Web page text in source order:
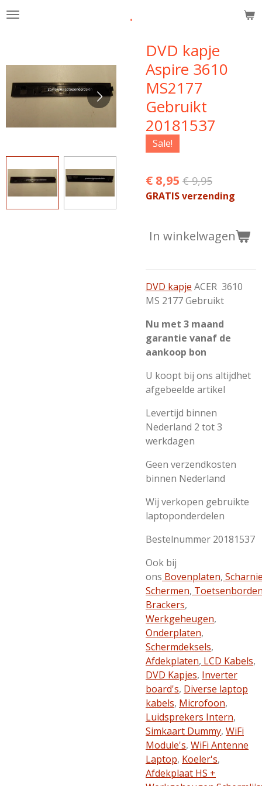
Ga
hoofdinhoud
.
DVD kapje
Aspire 3610
MS2177
Gebruikt
20181537
Sale!
€ 8,95 € 9,95
GRATIS verzending
In winkelwagen
DVD kapje ACER 3610
MS 2177 Gebruikt
Nu met 3 maand
garantie vanaf de
aankoop bon
U koopt bij ons altijdhet
afgebeelde artikel
Levertijd binnen
Nederland 2 tot 3
werkdagen
Geen verzendkosten
binnen Nederland
Wij verkopen gebruikte
laptoponderdelen
Bestelnummer 20181537
Ook bij
ons Bovenplaten,
Schermen,
Brackers,
Werkgeheugen,
Onderplaten,
Schermdeksels,
Afdekplaten, LCD Kabels,
DVD Kapjes, Inverter
board's, Diverse laptop
kabels, Microfoon,
Luidsprekers Intern,
Simkaart Dummy, WiFi
Module's, WiFi Antenne
Laptop, Koeler's,
Afdekplaat HS +